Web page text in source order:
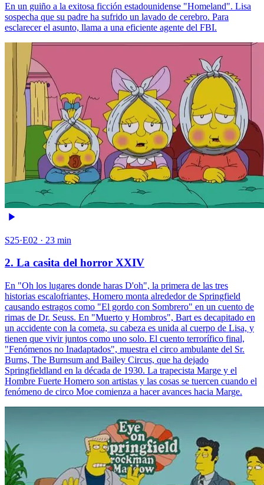
En un guiño a la exitosa ficción estadounidense "Homeland". Lisa
sospecha que su padre ha sufrido un lavado de cerebro. Para
esclarecer el asunto, llama a una eficiente agente del FBI.
S25·E02 · 23 min
2. La casita del horror XXIV
En "Oh los lugares donde haras D'oh", la primera de las tres
historias escalofriantes, Homero monta alrededor de Springfield
causando estragos como "El gordo con Sombrero" en un cuento de
rimas de Dr. Seuss. En "Muerto y Hombros", Bart es decapitado en
un accidente con la cometa, su cabeza es unida al cuerpo de Lisa, y
tienen que vivir juntos como uno solo. El cuento terrorífico final,
"Fenómenos no Inadaptados", muestra el circo ambulante del Sr.
Burns, The Burnsum and Bailey Circus, que ha dejado
Springfieldland en la década de 1930. La trapecista Marge y el
Hombre Fuerte Homero son artistas y las cosas se tuercen cuando el
fenómeno de circo Moe comienza a hacer avances hacia Marge.